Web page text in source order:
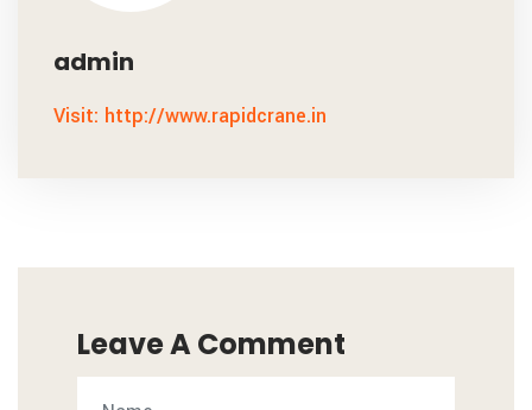
admin
Visit: http://www.rapidcrane.in
Leave A Comment